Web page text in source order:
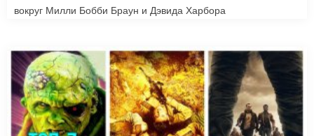
вокруг Милли Бобби Браун и Дэвида Харбора